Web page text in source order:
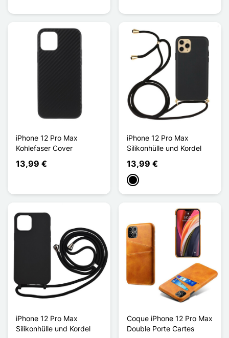
iPhone 12 Pro Max
Kohlefaser Cover
13,99 €
iPhone 12 Pro Max
Silikonhülle und Kordel
13,99 €
Schwarz
iPhone 12 Pro Max
Silikonhülle und Kordel
Coque iPhone 12 Pro Max
Double Porte Cartes